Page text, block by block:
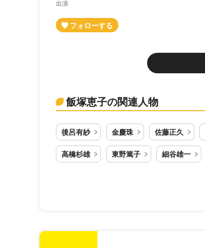
出演
飯塚恵子の関連人物
後呂有紗 金慶珠 佐藤正久
高橋杉雄 東野篤子 細谷雄一